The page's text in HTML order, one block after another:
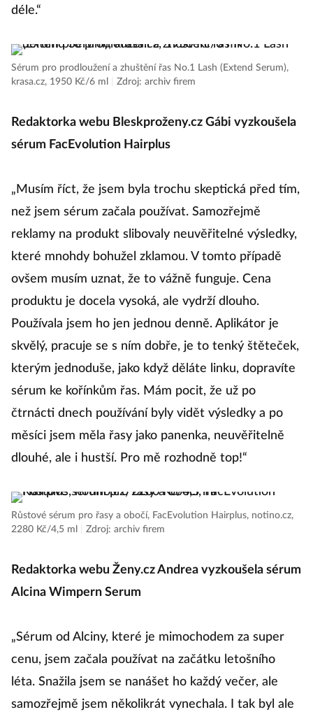
déle.“
Sérum pro prodloužení a zhuštění řas No.1 Lash (Extend Serum),
krasa.cz, 1950 Kč/6 ml
Zdroj: archiv firem
Redaktorka webu Bleskproženy.cz Gábi vyzkoušela
sérum FacEvolution Hairplus
„Musím říct, že jsem byla trochu skeptická před tím,
než jsem sérum začala používat. Samozřejmě
reklamy na produkt slibovaly neuvěřitelné výsledky,
které mnohdy bohužel zklamou. V tomto případě
ovšem musím uznat, že to vážně funguje. Cena
produktu je docela vysoká, ale vydrží dlouho.
Používala jsem ho jen jednou denně. Aplikátor je
skvělý, pracuje se s ním dobře, je to tenký štěteček,
kterým jednoduše, jako když děláte linku, dopravíte
sérum ke kořínkům řas. Mám pocit, že už po
čtrnácti dnech používání byly vidět výsledky a po
měsíci jsem měla řasy jako panenka, neuvěřitelně
dlouhé, ale i hustší. Pro mě rozhodně top!“
Růstové sérum pro řasy a obočí, FacEvolution Hairplus, notino.cz,
2280 Kč/4,5 ml
Zdroj: archiv firem
Redaktorka webu Ženy.cz Andrea vyzkoušela sérum
Alcina Wimpern Serum
„Sérum od Alciny, které je mimochodem za super
cenu, jsem začala používat na začátku letošního
léta. Snažila jsem se nanášet ho každý večer, ale
samozřejmě jsem několikrát vynechala. I tak byl ale